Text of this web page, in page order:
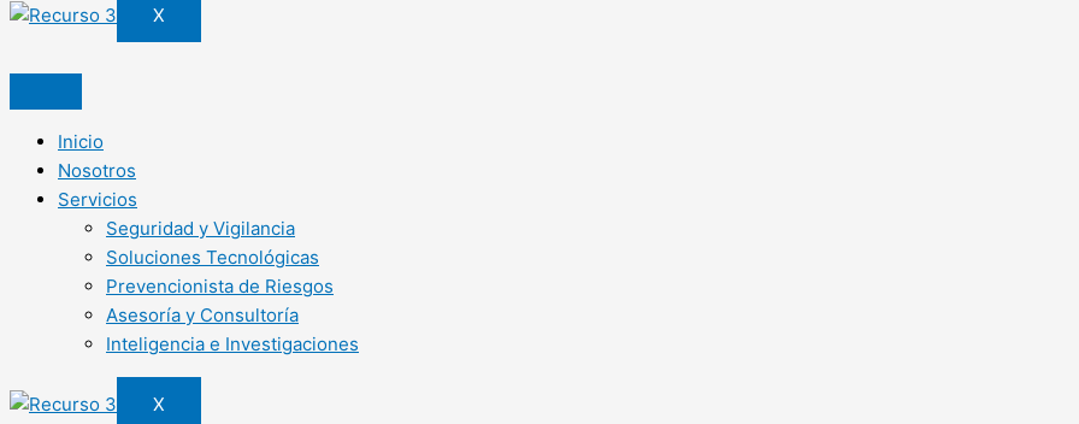
X
Inicio
Nosotros
Servicios
Seguridad y Vigilancia
Soluciones Tecnológicas
Prevencionista de Riesgos
Asesoría y Consultoría
Inteligencia e Investigaciones
X